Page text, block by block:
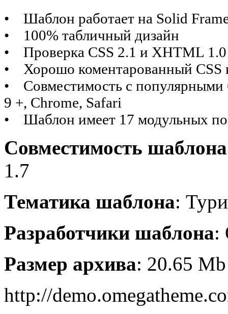
• Шаблон работает на Solid
• 100% табличный дизайн
• Проверка CSS 2.1 и XHTML
• Хорошо коментарованный CSS
• Совместимость с популярными
9 +, Chrome, Safari
• Шаблон имеет 17 модульных
Совместимость шаблона
1.7
Тематика шаблона:
Разработчики шаблона:
Размер архива: 20.65 Mb
http://